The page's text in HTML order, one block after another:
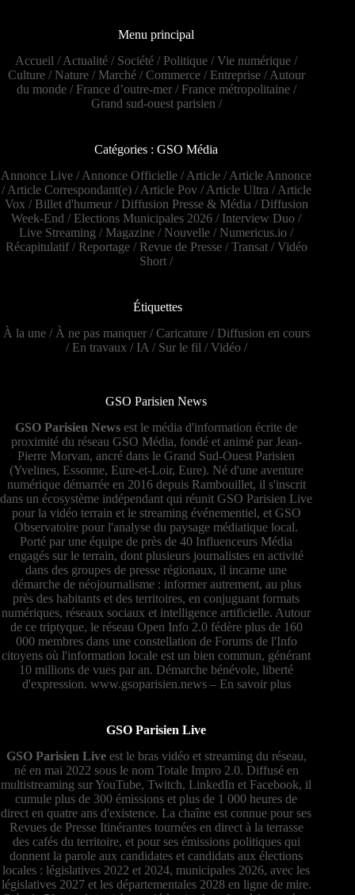
Menu principal
Accueil /Actualité / Société / Politique /Vie numérique /
Culture/ Nature/ Marché/Commerce/ Entreprise/Autour
du monde/ France d’outre-mer/ France métropolitaine/
Grand sud-ouest parisien /
Catégories : GSO Média
Annonce Live /Annonce Officielle /Article /Article Annonce
/Article Correspondant(e)/Article Pov/Article Ultra /Article
Vox / Billet d'humeur/ Diffusion Presse & Média / Diffusion
Week-End / Elections Municipales 2026 / Interview Duo /
Live Streaming / Magazine / Nouvelle / Numericus.io /
Récapitulatif/ Reportage/ Revue de Presse/Transat/Vidéo
Short /
Étiquettes
À la une/ À ne pas manquer/Caricature/ Diffusion en cours
/ En travaux / IA / Sur le fil /Vidéo/
GSO Parisien News
GSO Parisien News est le média d'information écrite de
proximité du réseau GSO Média, fondé et animé par Jean-
Pierre Morvan, ancré dans le Grand Sud-Ouest Parisien
(Yvelines, Essonne, Eure-et-Loir, Eure). Né d'une aventure
numérique démarrée en 2016 depuis Rambouillet, il s'inscrit
dans un écosystème indépendant qui réunit GSO Parisien Live
pour la vidéo terrain et le streaming événementiel, et GSO
Observatoire pour l'analyse du paysage médiatique local.
Porté par une équipe de près de 40 Influenceurs Média
engagés sur le terrain, dont plusieurs journalistes en activité
dans des groupes de presse régionaux, il incarne une
démarche de néojournalisme : informer autrement, au plus
près des habitants et des territoires, en conjuguant formats
numériques, réseaux sociaux et intelligence artificielle. Autour
de ce triptyque, le réseau Open Info 2.0 fédère plus de 160
000 membres dans une constellation de Forums de l'Info
citoyens où l'information locale est un bien commun, générant
10 millions de vues par an. Démarche bénévole, liberté
d'expression. www.gsoparisien.news– En savoir plus
GSO Parisien Live
GSO Parisien Liveest le bras vidéo et streaming du réseau,
né en mai 2022 sous le nom Totale Impro 2.0. Diffusé en
multistreaming sur YouTube, Twitch, LinkedIn et Facebook, il
cumule plus de 300 émissions et plus de 1 000 heures de
direct en quatre ans d'existence. La chaîne est connue pour ses
Revues de Presse Itinérantes tournées en direct à la terrasse
des cafés du territoire, et pour ses émissions politiques qui
donnent la parole aux candidates et candidats aux élections
locales : législatives 2022 et 2024, municipales 2026, avec les
législatives 2027 et les départementales 2028 en ligne de mire.